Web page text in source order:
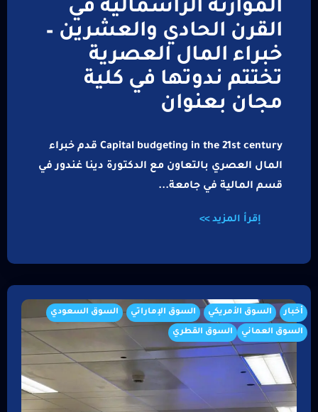
الموازنة الرأسمالية في
القرن الحادي والعشرين –
خبراء المال العصرية
تختتم ندوتها في كلية
مجان بعنوان
Capital budgeting in the 21st century قدم خبراء
المال العصري بالتعاون مع الدكتورة دينا غندور في
قسم المالية في جامعة...
إقرأ المزيد >>
أخبار السوق الأمريكي السوق الإماراتي السوق السعودي
السوق العماني السوق القطري